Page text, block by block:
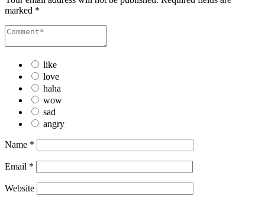
marked *
like
love
haha
wow
sad
angry
Name *
Email *
Website